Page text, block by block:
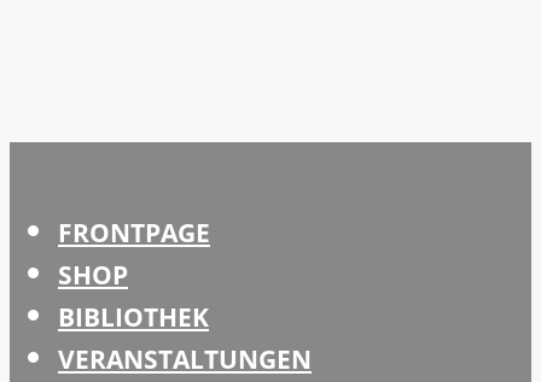
FRONTPAGE
SHOP
BIBLIOTHEK
VERANSTALTUNGEN